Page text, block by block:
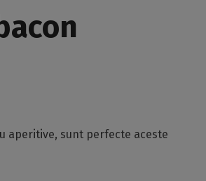
aperitive, sunt perfecte aceste